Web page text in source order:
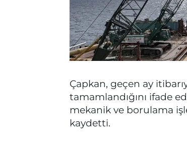
Çapkan, geçen ay
tamamlandığını ifade
mekanik ve borulama
kaydetti.